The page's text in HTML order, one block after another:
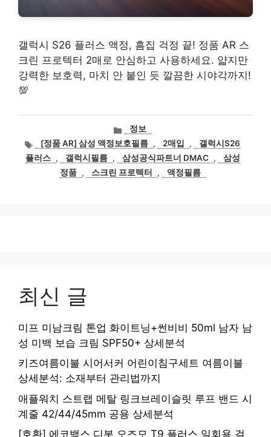
갤럭시 S26 플러스 액정, 흠집 걱정 끝! 정품 AR 스
크린 프로텍터 2매로 안심하고 사용하세요. 얇지만
강력한 보호력, 마치 안 붙인 듯 깔끔한 시야각까지!
💯
카
테
고
리
정보
태
그
[정품 AR] 삼성 액정보호필름 , 2매입 ,
갤럭시S26
플러스 , 갤럭시필름 , 삼성공식파트너 DMAC ,
삼성
정품 , 스크린 프로텍터 , 액정필름
최신 글
미프 미남크림 톤업 화이트닝+썬비비 50ml 남자 남
성 미백 보습 크림 SPF50+ 상세분석
키즈여름이불 시어서커 어린이침구세트 여름이불
상세분석: 소재부터 관리법까지
애플워치 스트랩 메탈 링크브레이슬릿 루프 밴드 시
계줄 42/44/45mm 공용 상세분석
[호환] 에코백스 디봇 오즈모 T9 플러스 일회용 걸